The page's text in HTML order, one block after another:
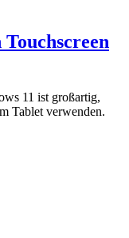
11 ist großartig,
Tablet verwenden.